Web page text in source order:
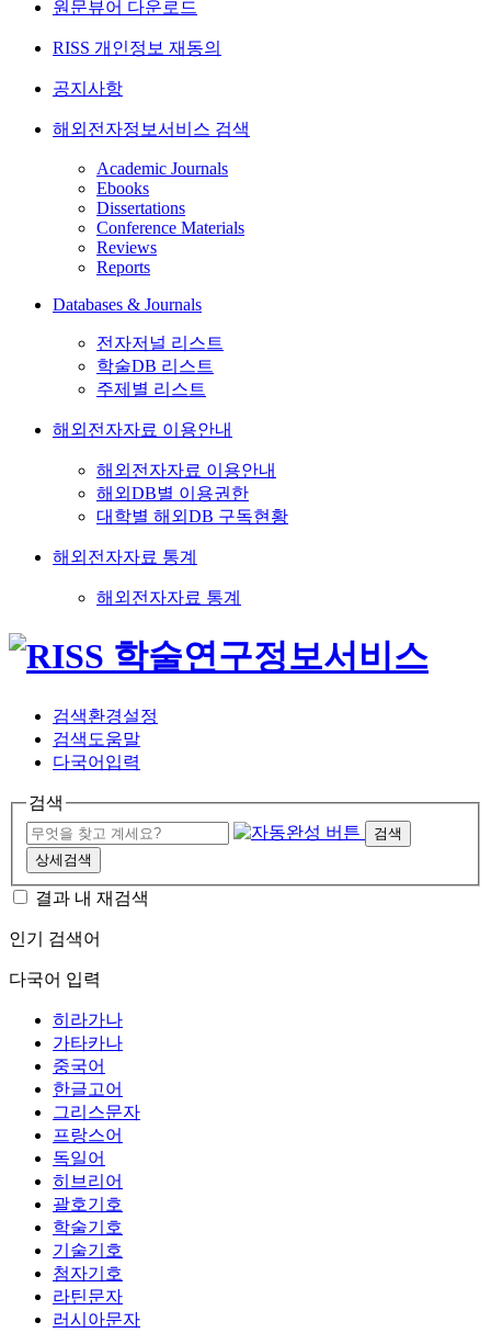
원문뷰어 다운로드
RISS 개인정보 재동의
공지사항
해외전자정보서비스 검색
Academic Journals
Ebooks
Dissertations
Conference Materials
Reviews
Reports
Databases & Journals
전자저널 리스트
학술DB 리스트
주제별 리스트
해외전자자료 이용안내
해외전자자료 이용안내
해외DB별 이용권한
대학별 해외DB 구독현황
해외전자자료 통계
해외전자자료 통계
검색환경설정
검색도움말
다국어입력
검색
검색
상세검색
결과 내 재검색
인기 검색어
다국어 입력
히라가나
가타카나
중국어
한글고어
그리스문자
프랑스어
독일어
히브리어
괄호기호
학술기호
기술기호
첨자기호
라틴문자
러시아문자